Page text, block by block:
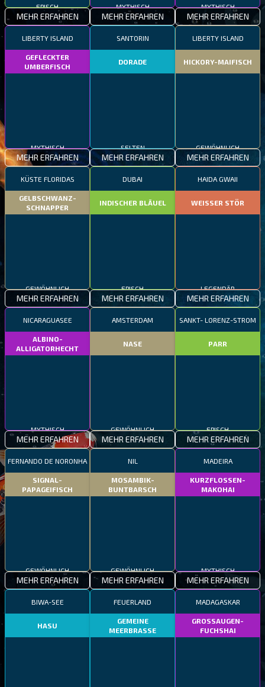
EPISCH
MEHR ERFAHREN
MYTHISCH
MEHR ERFAHREN
MYTHISCH
MEHR ERFAHREN
LIBERTY ISLAND
GEFLECKTER
UMBERFISCH
MYTHISCH
MEHR ERFAHREN
SANTORIN
DORADE
SELTEN
MEHR ERFAHREN
LIBERTY ISLAND
HICKORY-MAIFISCH
GEWÖHNLICH
MEHR ERFAHREN
KÜSTE FLORIDAS
GELBSCHWANZ-
SCHNAPPER
GEWÖHNLICH
MEHR ERFAHREN
DUBAI
INDISCHER BLÄUEL
EPISCH
MEHR ERFAHREN
HAIDA GWAII
WEISSER STÖR
LEGENDÄR
MEHR ERFAHREN
NICARAGUASEE
ALBINO-
ALLIGATORHECHT
MYTHISCH
MEHR ERFAHREN
AMSTERDAM
NASE
GEWÖHNLICH
MEHR ERFAHREN
SANKT- LORENZ-STROM
PARR
EPISCH
MEHR ERFAHREN
FERNANDO DE NORONHA
SIGNAL-
PAPAGEIFISCH
GEWÖHNLICH
MEHR ERFAHREN
NIL
MOSAMBIK-
BUNTBARSCH
GEWÖHNLICH
MEHR ERFAHREN
MADEIRA
KURZFLOSSEN-
MAKOHAI
MYTHISCH
MEHR ERFAHREN
BIWA-SEE
HASU
FEUERLAND
GEMEINE
MEERBRASSE
MADAGASKAR
GROSSAUGEN-
FUCHSHAI